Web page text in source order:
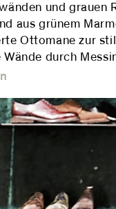
und
aus grünem
Ottomane zur
Wände durch